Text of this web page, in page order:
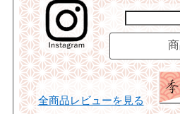
全商品レビューを見る